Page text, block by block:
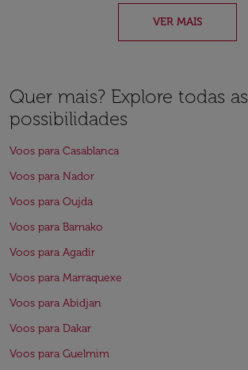
VER MAIS
Quer mais? Explore todas as
possibilidades
Voos para Casablanca
Voos para Nador
Voos para Oujda
Voos para Bamako
Voos para Agadir
Voos para Marraquexe
Voos para Abidjan
Voos para Dakar
Voos para Guelmim